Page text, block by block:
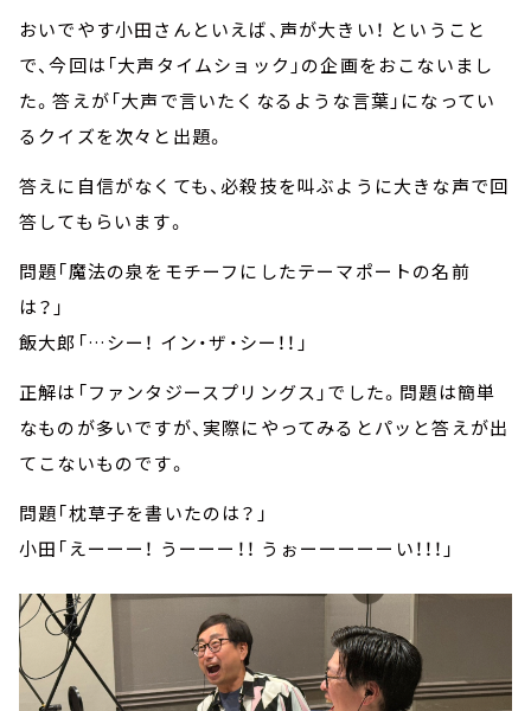
おいでやす小田さんといえば、声が大きい！ ということ
で、今回は「大声タイムショック」の企画をおこないまし
た。答えが「大声で言いたくなるような言葉」になってい
るクイズを次々と出題。
答えに自信がなくても、必殺技を叫ぶように大きな声で回
答してもらいます。
問題「魔法の泉をモチーフにしたテーマポートの名前
は？」
飯大郎「…シー！ イン・ザ・シー！！」
正解は「ファンタジースプリングス」でした。問題は簡単
なものが多いですが、実際にやってみるとパッと答えが出
てこないものです。
問題「枕草子を書いたのは？」
小田「えーーー！ うーーー！！ うぉーーーーーい！！！」